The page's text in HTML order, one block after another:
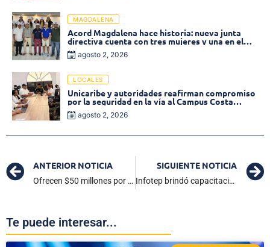
MAGDALENA
Acord Magdalena hace historia: nueva junta
directiva cuenta con tres mujeres y una en el
Órgano de Control
agosto 2, 2026
LOCALES
Unicaribe y autoridades reafirman compromiso
por la seguridad en la vía al Campus Costa
Verdeagosto 2, 2026
ANTERIOR NOTICIA
Ofrecen $50 millones por información de responsables de masacre en Rionegro
SIGUIENTE NOTICIA
Infotep brindó capacitación internacional a sus colaboradores
Te puede interesar...